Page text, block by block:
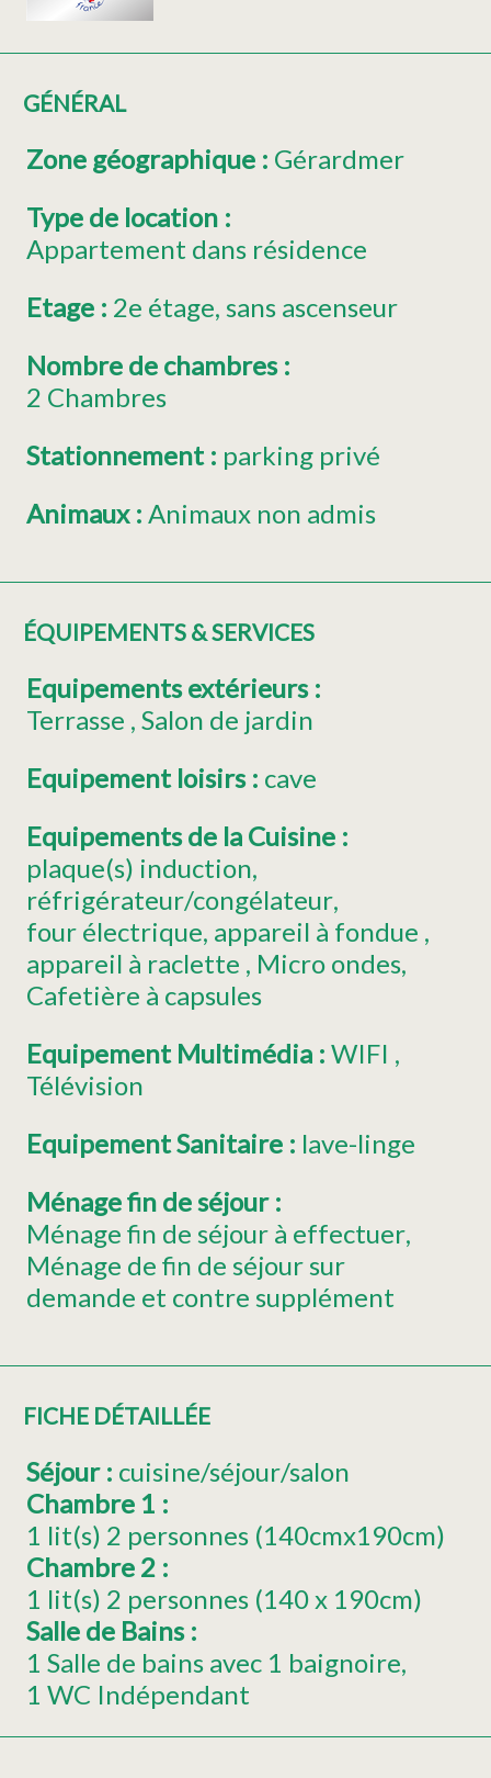
GÉNÉRAL
Zone géographique : Gérardmer
Type de location :
Appartement dans résidence
Etage : 2e étage sans ascenseur
Nombre de chambres :
2 Chambres
Stationnement : parking privé
Animaux : Animaux non admis
ÉQUIPEMENTS & SERVICES
Equipements extérieurs :
Terrasse Salon de jardin
Equipement loisirs : cave
Equipements de la Cuisine :
plaque(s) induction
réfrigérateur/congélateur
four électrique appareil à fondue
appareil à raclette
Micro ondes
Cafetière à capsules
Equipement Multimédia : WIFI
Télévision
Equipement Sanitaire : lave-linge
Ménage fin de séjour :
Ménage fin de séjour à effectuer
Ménage de fin de séjour sur
demande et contre supplément
FICHE DÉTAILLÉE
Séjour : cuisine/séjour/salon
Chambre 1 :
1 lit(s) 2 personnes (140cmx190cm)
Chambre 2 :
1 lit(s) 2 personnes (140 x 190cm)
Salle de Bains :
1 Salle de bains avec 1 baignoire
1 WC Indépendant